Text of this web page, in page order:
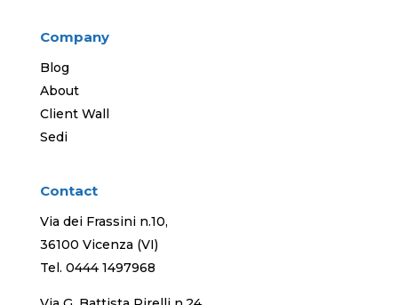
Company
Blog
About
Client Wall
Sedi
Contact
Via dei Frassini n.10,
36100 Vicenza (VI)
Tel. 0444 1497968